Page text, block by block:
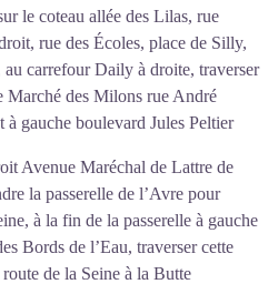
le coteau allée des Lilas, rue
rue des Écoles, place de Silly,
carrefour Daily à droite, traverser
Marché des Milons rue André
gauche boulevard Jules Peltier
Avenue Maréchal de Lattre de
la passerelle de l’Avre pour
à la fin de la passerelle à gauche
Bords de l’Eau, traverser cette
de la Seine à la Butte